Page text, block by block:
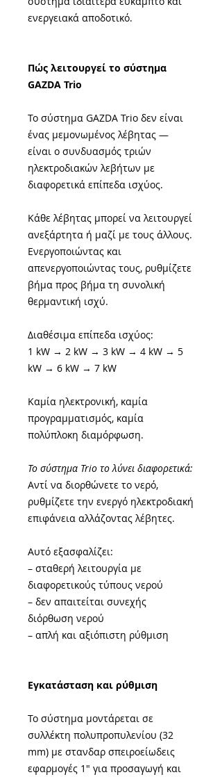
ενεργειακά αποδοτικό.
Πώς λειτουργεί το σύστημα
GAZDA Trio
Το σύστημα GAZDA Trio δεν είναι
ένας μεμονωμένος λέβητας —
είναι ο συνδυασμός τριών
ηλεκτροδιακών λεβήτων με
διαφορετικά επίπεδα ισχύος.
Κάθε λέβητας μπορεί να λειτουργεί
ανεξάρτητα ή μαζί με τους άλλους.
Ενεργοποιώντας και
απενεργοποιώντας τους, ρυθμίζετε
βήμα προς βήμα τη συνολική
θερμαντική ισχύ.
Διαθέσιμα επίπεδα ισχύος:
1 kW → 2 kW → 3 kW → 4 kW → 5
kW → 6 kW → 7 kW
Καμία ηλεκτρονική, καμία
προγραμματισμός, καμία
πολύπλοκη διαμόρφωση.
Το σύστημα Trio το λύνει διαφορετικά:
Αντί να διορθώνετε το νερό,
ρυθμίζετε την ενεργό ηλεκτροδιακή
επιφάνεια αλλάζοντας λέβητες.
Αυτό εξασφαλίζει:
– σταθερή λειτουργία με
διαφορετικούς τύπους νερού
– δεν απαιτείται συνεχής
διόρθωση νερού
– απλή και αξιόπιστη ρύθμιση
Εγκατάσταση και ρύθμιση
Το σύστημα μοντάρεται σε
συλλέκτη πολυπροπυλενίου (32
mm) με στανδαρ σπειροείωδεις
εφαρμογές 1" για προσαγωγή και